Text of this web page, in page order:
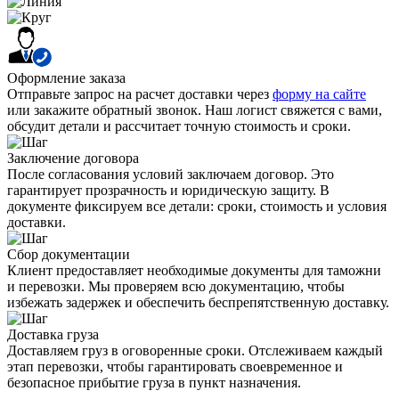
Оформление заказа
Отправьте запрос на расчет доставки через форму на сайте
или закажите обратный звонок. Наш логист свяжется с вами,
обсудит детали и рассчитает точную стоимость и сроки.
Заключение договора
После согласования условий заключаем договор. Это
гарантирует прозрачность и юридическую защиту. В
документе фиксируем все детали: сроки, стоимость и условия
доставки.
Сбор документации
Клиент предоставляет необходимые документы для таможни
и перевозки. Мы проверяем всю документацию, чтобы
избежать задержек и обеспечить беспрепятственную доставку.
Доставка груза
Доставляем груз в оговоренные сроки. Отслеживаем каждый
этап перевозки, чтобы гарантировать своевременное и
безопасное прибытие груза в пункт назначения.